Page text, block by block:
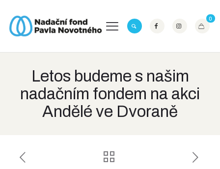
0
Letos budeme s našim
nadačním fondem na akci
Andělé ve Dvoraně